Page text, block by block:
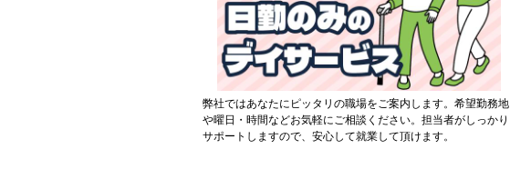
弊社ではあなたにピッタリの職場をご案内します。希望勤務地
や曜日・時間などお気軽にご相談ください。担当者がしっかり
サポートしますので、安心して就業して頂けます。